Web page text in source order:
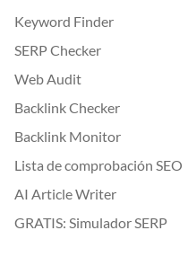
Keyword Finder
SERP Checker
Web Audit
Backlink Checker
Backlink Monitor
Lista de comprobación SEO
AI Article Writer
GRATIS: Simulador SERP